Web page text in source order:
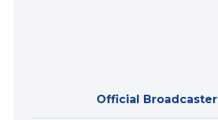
Official Broadcaster